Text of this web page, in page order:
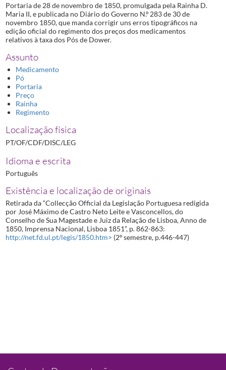
Portaria de 28 de novembro de 1850, promulgada pela Rainha D.
Maria II, e publicada no Diário do Governo N.º 283 de 30 de
novembro 1850, que manda corrigir uns erros tipográficos na
edição oficial do regimento dos preços dos medicamentos
relativos à taxa dos Pós de Dower.
Assunto
Medicamento
Pó
Portaria
Preço
Rainha
Regimento
Localização física
PT/OF/CDF/DISC/LEG
Idioma e escrita
Português
Existência e localização de originais
Retirada da “Collecção Official da Legislação Portuguesa redigida
por José Máximo de Castro Neto Leite e Vasconcellos, do
Conselho de Sua Magestade e Juiz da Relação de Lisboa, Anno de
1850, Imprensa Nacional, Lisboa 1851”, p. 862-863:
http://net.fd.ul.pt/legis/1850.htm> (2º semestre, p.446-447)